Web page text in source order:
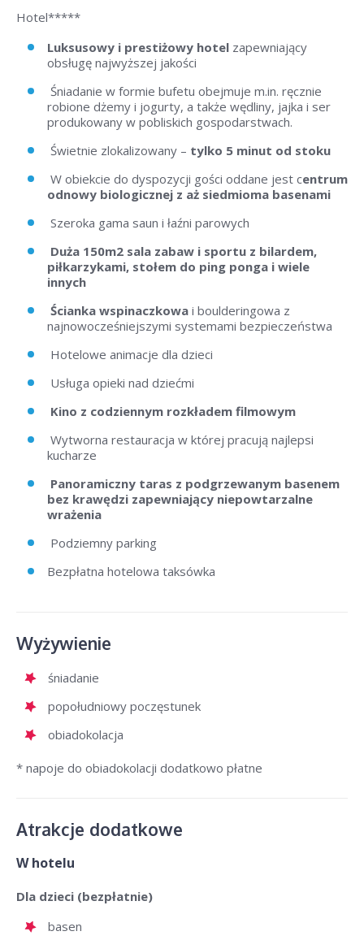
Hotel*****
Luksusowy i prestiżowy hotel zapewniający
obsługę najwyższej jakości
Śniadanie w formie bufetu obejmuje m.in. ręcznie
robione dżemy i jogurty, a także wędliny, jajka i ser
produkowany w pobliskich gospodarstwach.
Świetnie zlokalizowany – tylko 5 minut od stoku
W obiekcie do dyspozycji gości oddane jest centrum
odnowy biologicznej z aż siedmioma basenami
Szeroka gama saun i łaźni parowych
Duża 150m2 sala zabaw i sportu z bilardem,
piłkarzykami, stołem do ping ponga i wiele
innych
Ścianka wspinaczkowa i boulderingowa z
najnowocześniejszymi systemami bezpieczeństwa
Hotelowe animacje dla dzieci
Usługa opieki nad dziećmi
Kino z codziennym rozkładem filmowym
Wytworna restauracja w której pracują najlepsi
kucharze
Panoramiczny taras z podgrzewanym basenem
bez krawędzi zapewniający niepowtarzalne
wrażenia
Podziemny parking
Bezpłatna hotelowa taksówka
Wyżywienie
śniadanie
popołudniowy poczęstunek
obiadokolacja
* napoje do obiadokolacji dodatkowo płatne
Atrakcje dodatkowe
W hotelu
Dla dzieci (bezpłatnie)
basen